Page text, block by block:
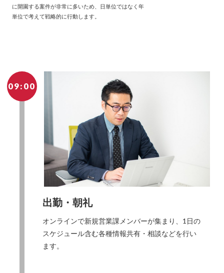
に開園する案件が非常に多いため、日単位ではなく年
単位で考えて戦略的に行動します。
出勤・朝礼
オンラインで新規営業課メンバーが集まり、1日の
スケジュール含む各種情報共有・相談などを行い
ます。
09:00